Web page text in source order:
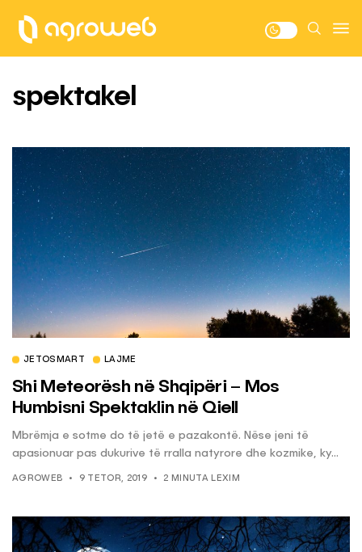
spektakel
JETOSMART LAJME
Shi Meteorësh në Shqipëri – Mos
Humbisni Spektaklin në Qiell
Mbrëmja e sotme do të jetë e pazakontë. Nëse jeni të
apasionuar pas dukurive të rralla natyrore dhe kozmike, ky...
AGROWEB 9 TETOR, 2019 2 MINUTA LEXIM